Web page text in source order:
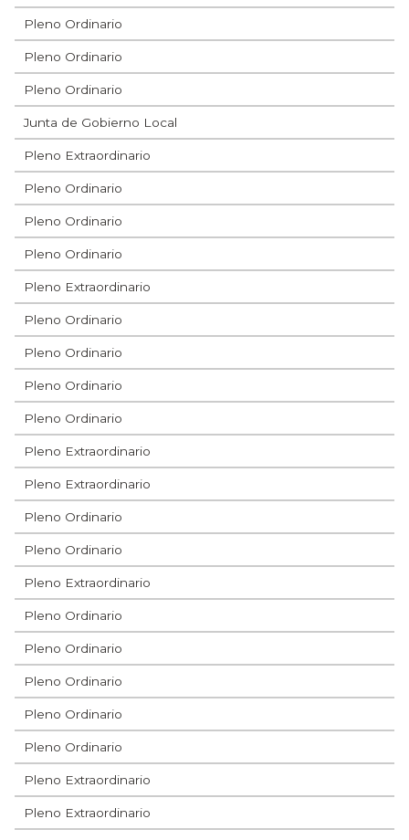
Pleno Ordinario
Pleno Ordinario
Pleno Ordinario
Junta de Gobierno Local
Pleno Extraordinario
Pleno Ordinario
Pleno Ordinario
Pleno Ordinario
Pleno Extraordinario
Pleno Ordinario
Pleno Ordinario
Pleno Ordinario
Pleno Ordinario
Pleno Extraordinario
Pleno Extraordinario
Pleno Ordinario
Pleno Ordinario
Pleno Extraordinario
Pleno Ordinario
Pleno Ordinario
Pleno Ordinario
Pleno Ordinario
Pleno Ordinario
Pleno Extraordinario
Pleno Extraordinario